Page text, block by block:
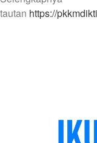
tautan https://